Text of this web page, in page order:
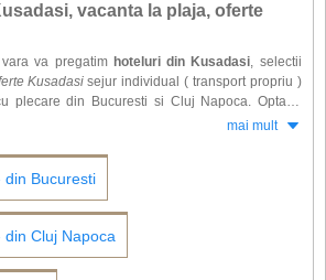
cu nisip fin de pe litoralul din Kusadasi sunt:
Beach, Green Beach, Long Beach. In nici un caz
daca nu ai trecut pe la unul din parcurile
Aqua Fantasy, Aqualand), daca nu ai incercat
nu te-ai distrat la o seara turceasca traditionala,
sau Ultra All Inclusive, dar puteti gasi hoteluri
cu demipensiune (mic dejun si cina) sau numai
vacanta la plaja, oferte
va pregatim hoteluri din Kusadasi, selectii
Kusadasi
plecare din Bucuresti si Cluj Napoca. Optand
dorite din timp veti beneficia de reduceri
mai mult
din Bucuresti
Cluj Napoca